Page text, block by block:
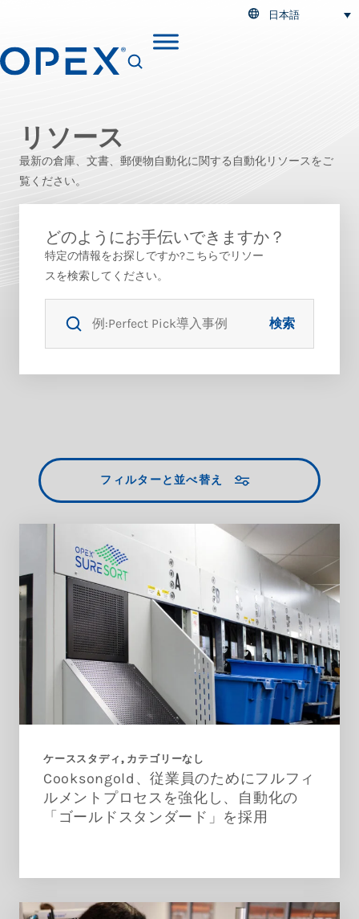
日本語
リソース
最新の倉庫、文書、郵便物自動化に関する自動化リソースをご
覧ください。
どのようにお手伝いできますか？
特定の情報をお探しですか?こちらでリソー
スを検索してください。
検索
フィルターと並べ替え
ケーススタディ カテゴリーなし
Cooksongold、従業員のためにフルフィ
ルメントプロセスを強化し、自動化の
「ゴールドスタンダード」を採用